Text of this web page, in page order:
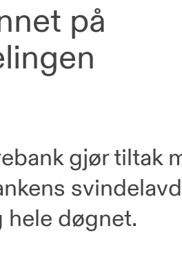
på
gjør tiltak
døgnet.